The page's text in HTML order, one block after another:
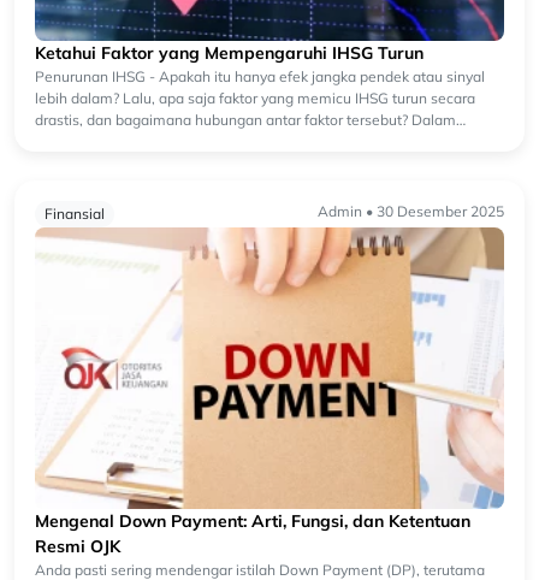
Ketahui Faktor yang Mempengaruhi IHSG Turun
Penurunan IHSG - Apakah itu hanya efek jangka pendek atau sinyal
lebih dalam? Lalu, apa saja faktor yang memicu IHSG turun secara
drastis, dan bagaimana hubungan antar faktor tersebut? Dalam
Finansial Admin • 30 Desember 2025
Mengenal Down Payment: Arti, Fungsi, dan Ketentuan
Resmi OJK
Anda pasti sering mendengar istilah Down Payment (DP), terutama